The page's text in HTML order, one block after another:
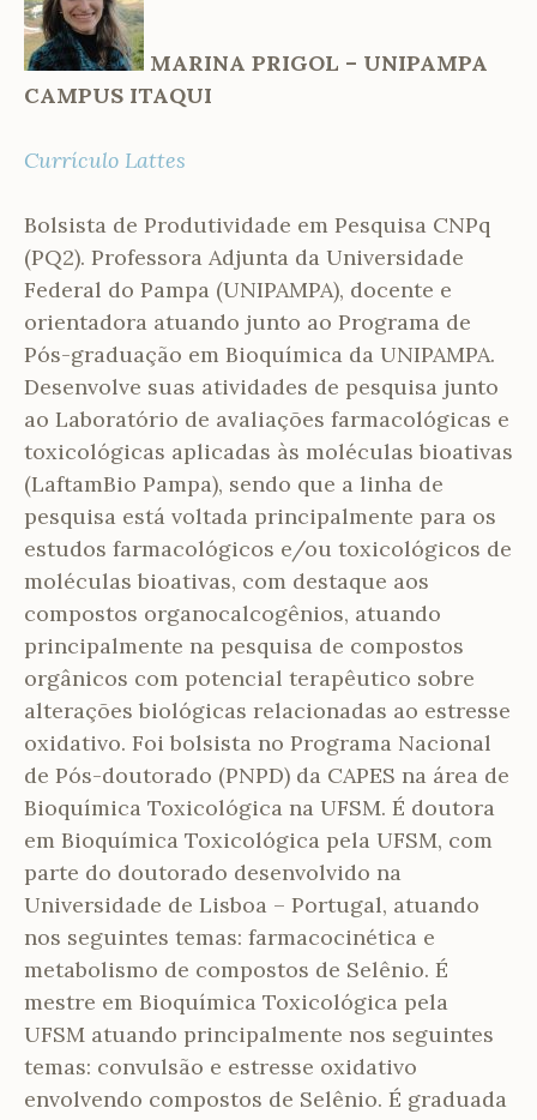
MARINA PRIGOL – UNIPAMPA
CAMPUS ITAQUI
Currículo Lattes
Bolsista de Produtividade em Pesquisa CNPq
(PQ2). Professora Adjunta da Universidade
Federal do Pampa (UNIPAMPA), docente e
orientadora atuando junto ao Programa de
Pós-graduação em Bioquímica da UNIPAMPA.
Desenvolve suas atividades de pesquisa junto
ao Laboratório de avaliações farmacológicas e
toxicológicas aplicadas às moléculas bioativas
(LaftamBio Pampa), sendo que a linha de
pesquisa está voltada principalmente para os
estudos farmacológicos e/ou toxicológicos de
moléculas bioativas, com destaque aos
compostos organocalcogênios, atuando
principalmente na pesquisa de compostos
orgânicos com potencial terapêutico sobre
alterações biológicas relacionadas ao estresse
oxidativo. Foi bolsista no Programa Nacional
de Pós-doutorado (PNPD) da CAPES na área de
Bioquímica Toxicológica na UFSM. É doutora
em Bioquímica Toxicológica pela UFSM, com
parte do doutorado desenvolvido na
Universidade de Lisboa – Portugal, atuando
nos seguintes temas: farmacocinética e
metabolismo de compostos de Selênio. É
mestre em Bioquímica Toxicológica pela
UFSM atuando principalmente nos seguintes
temas: convulsão e estresse oxidativo
envolvendo compostos de Selênio. É graduada